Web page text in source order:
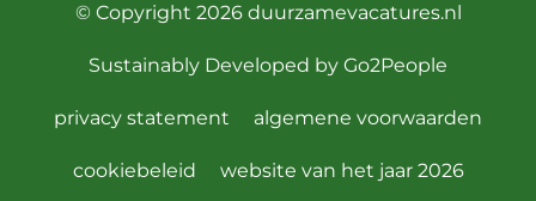
© Copyright 2026 duurzamevacatures.nl
Sustainably Developed by Go2People
privacy statement algemene voorwaarden
cookiebeleid website van het jaar 2026